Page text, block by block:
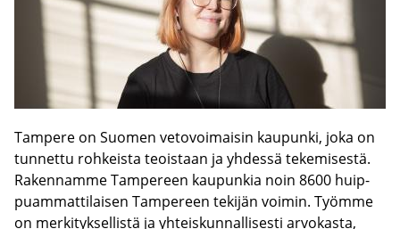
Tam­pe­re on Suo­men ve­to­voi­mai­sin kau­pun­ki, joka on
tun­net­tu roh­keis­ta teois­taan ja yh­des­sä te­ke­mi­ses­tä.
Ra­ken­nam­me Tam­pe­reen kau­pun­kia noin 8600 huip­
puam­mat­ti­lai­sen Tam­pe­reen te­ki­jän voi­min. Työm­me
on mer­ki­tyk­sel­lis­tä ja yh­teis­kun­nal­li­ses­ti ar­vo­kas­ta,